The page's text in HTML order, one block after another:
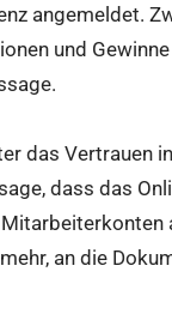
angemeldet.
und
das Vertrauen
dass das
an die